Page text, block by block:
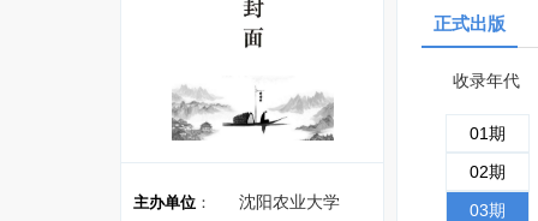
主办单位 ： 沈阳农业大学
正式出版
收录年代
01期
02期
03期